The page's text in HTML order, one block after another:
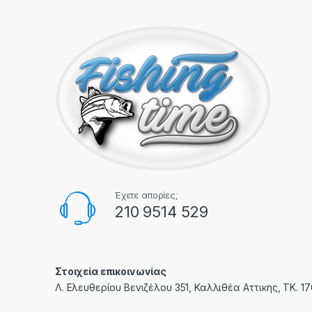
Έχετε απορίες;
210 9514 529
Στοιχεία επικοινωνίας
Λ. Ελευθερίου Βενιζέλου 351, Καλλιθέα Αττικης, ΤΚ.